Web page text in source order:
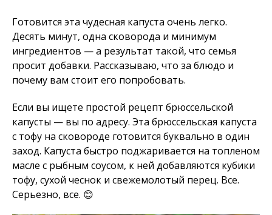
Готовится эта чудесная капуста очень легко.
Десять минут, одна сковорода и минимум
ингредиентов — а результат такой, что семья
просит добавки. Рассказываю, что за блюдо и
почему вам стоит его попробовать.
Если вы ищете простой рецепт брюссельской
капусты — вы по адресу. Эта брюссельская капуста
с тофу на сковороде готовится буквально в один
заход. Капуста быстро поджаривается на топленом
масле с рыбным соусом, к ней добавляются кубики
тофу, сухой чеснок и свежемолотый перец. Все.
Серьезно, все. 😊